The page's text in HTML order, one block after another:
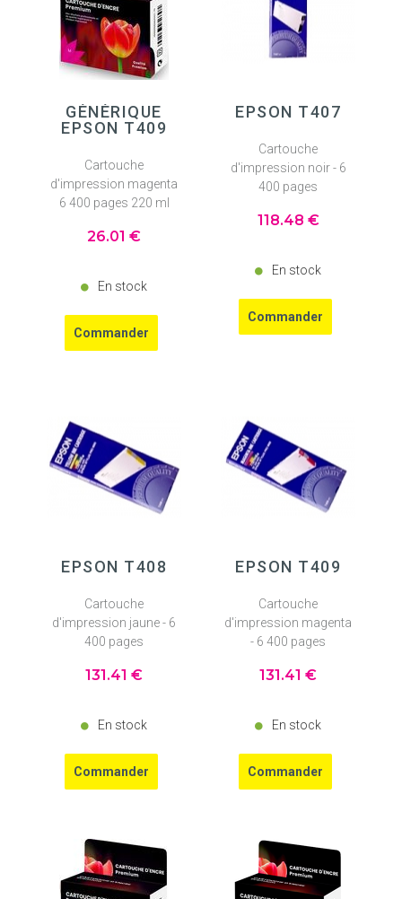
GÉNÉRIQUE
EPSON T409
Cartouche
d'impression magenta
6 400 pages 220 ml
26.01 €
En stock
EPSON T407
Cartouche
d'impression noir - 6
400 pages
118.48 €
En stock
EPSON T408
Cartouche
d'impression jaune - 6
400 pages
131 .41 €
En stock
EPSON T409
Cartouche
d'impression magenta
- 6 400 pages
131 .41 €
En stock